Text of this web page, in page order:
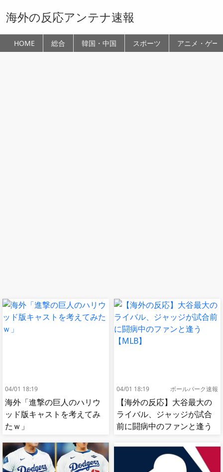
海外の反応アンテナ速報
HOME 総合 韓国・中国 スポーツ アニメ・ゲー
04/01 18:19
海外「進撃の巨人のハリウ
ッド版キャストを考えてみ
たｗ」
04/01 18:19 ボールパーク速報
【海外の反応】大谷最大の
ライバル、ジャッジが試合
前に闘病中のファンと逢う